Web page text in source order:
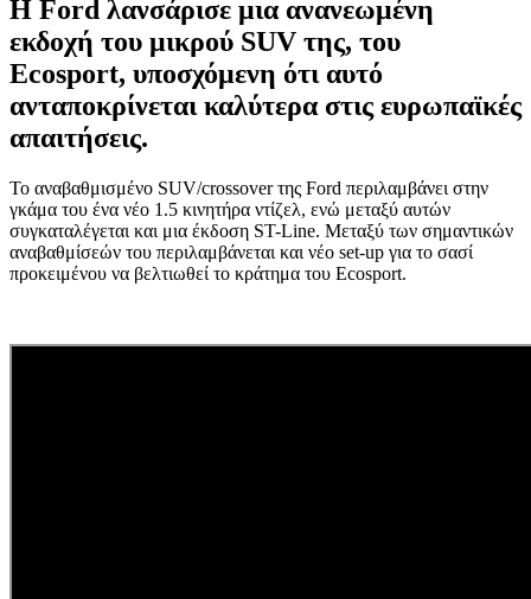
Η Ford λανσάρισε μια ανανεωμένη
εκδοχή του μικρού SUV της, του
Ecosport, υποσχόμενη ότι αυτό
ανταποκρίνεται καλύτερα στις ευρωπαϊκές
απαιτήσεις.
Το αναβαθμισμένο SUV/crossover της Ford περιλαμβάνει στην
γκάμα του ένα νέο 1.5 κινητήρα ντίζελ, ενώ μεταξύ αυτών
συγκαταλέγεται και μια έκδοση ST-Line. Μεταξύ των σημαντικών
αναβαθμίσεών του περιλαμβάνεται και νέο set-up για το σασί
προκειμένου να βελτιωθεί το κράτημα του Ecosport.